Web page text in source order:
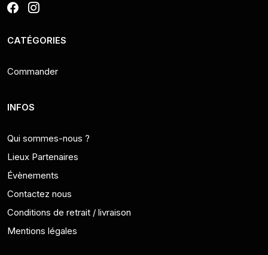
CATÉGORIES
Commander
INFOS
Qui sommes-nous ?
Lieux Partenaires
Évènements
Contactez nous
Conditions de retrait / livraison
Mentions légales